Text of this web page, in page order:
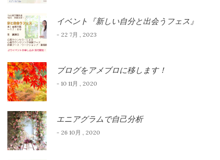
イベント『新しい自分と出会うフェス』
- 22 7月 , 2023
ブログをアメブロに移します！
- 10 11月 , 2020
エニアグラムで自己分析
- 26 10月 , 2020